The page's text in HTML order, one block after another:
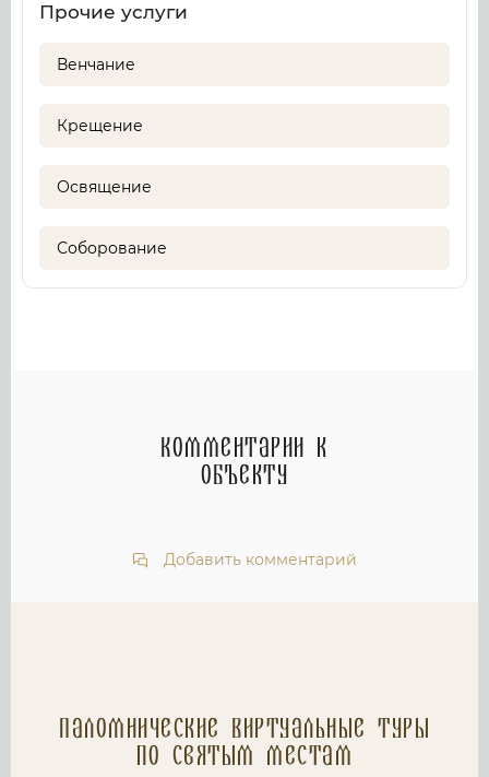
Прочие услуги
Венчание
Крещение
Освящение
Соборование
Комментарии к
объекту
Добавить комментарий
Паломнические Виртуальные туры
по святым местам